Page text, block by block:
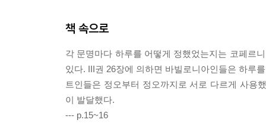
책 속으로
각 문명마다 하루를 어떻게 정했었는지는 코페르
있다. III권 26장에 의하면 바빌로니아인들은 하루
트인들은 정오부터 정오까지로 서로 다르게 사용
이 발달했다.
--- p.15~16